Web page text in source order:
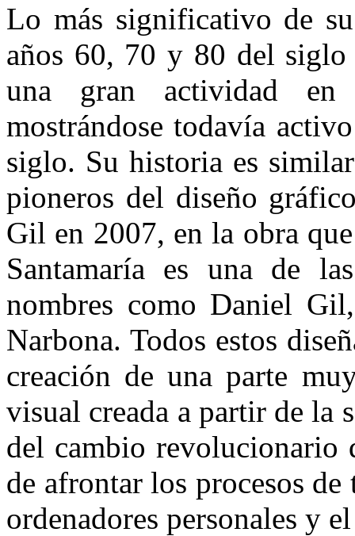
Lo más significativo de
años 60, 70 y 80 del
una gran actividad en
mostrándose todavía
siglo. Su historia es
pioneros del diseño
Gil en 2007, en la obra
Santamaría es una de
nombres como Daniel
Narbona. Todos estos
creación de una parte
visual creada a partir de la
del cambio revolucionario
de afrontar los procesos
ordenadores personales y